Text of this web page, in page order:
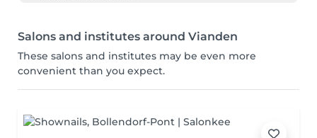
Salons and institutes around Vianden
These salons and institutes may be even more
convenient than you expect.